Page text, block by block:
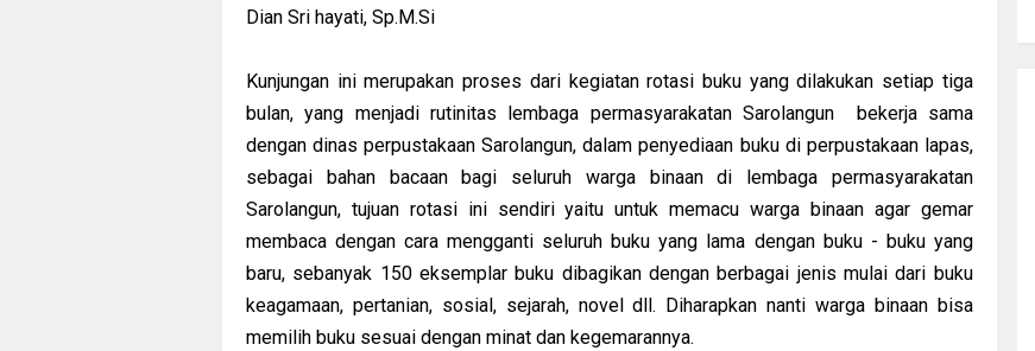
Dian Sri hayati, Sp.M.Si
Kunjungan ini merupakan proses dari kegiatan rotasi buku yang dilakukan setiap tiga
bulan, yang menjadi rutinitas lembaga permasyarakatan Sarolangun bekerja sama
dengan dinas perpustakaan Sarolangun, dalam penyediaan buku di perpustakaan lapas,
sebagai bahan bacaan bagi seluruh warga binaan di lembaga permasyarakatan
Sarolangun, tujuan rotasi ini sendiri yaitu untuk memacu warga binaan agar gemar
membaca dengan cara mengganti seluruh buku yang lama dengan buku - buku yang
baru, sebanyak 150 eksemplar buku dibagikan dengan berbagai jenis mulai dari buku
keagamaan, pertanian, sosial, sejarah, novel dll. Diharapkan nanti warga binaan bisa
memilih buku sesuai dengan minat dan kegemarannya.